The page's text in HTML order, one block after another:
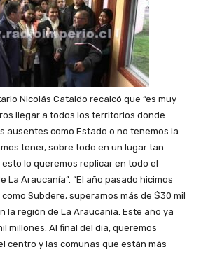
Nicolás Cataldo recalcó que “es muy
llegar a todos los territorios donde
ausentes como Estado o no tenemos la
tener, sobre todo en un lugar tan
lo queremos replicar en todo el
La Araucanía”. “El año pasado hicimos
Subdere, superamos más de $30 mil
la región de La Araucanía. Este año ya
millones. Al final del día, queremos
centro y las comunas que están más